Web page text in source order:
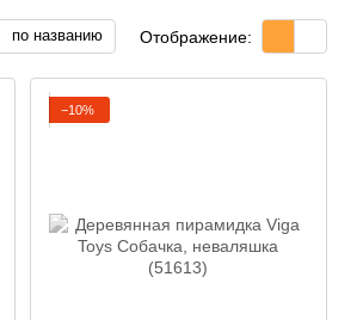
по названию Отображение:
−10%